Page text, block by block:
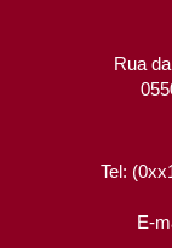
Rua
Tel:
E-